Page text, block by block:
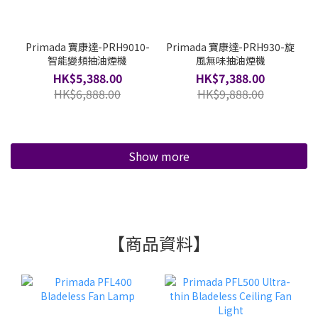
Primada 寶康達-PRH9010-
智能變頻抽油煙機
HK$5,388.00
HK$6,888.00
Primada 寶康達-PRH930-旋
風無味抽油煙機
HK$7,388.00
HK$9,888.00
Show more
【商品資料】